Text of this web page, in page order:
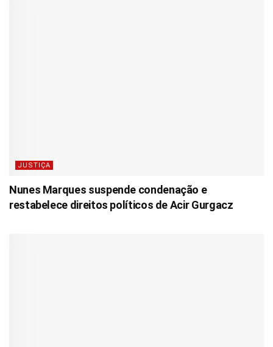
JUSTIÇA
Nunes Marques suspende condenação e
restabelece direitos políticos de Acir Gurgacz